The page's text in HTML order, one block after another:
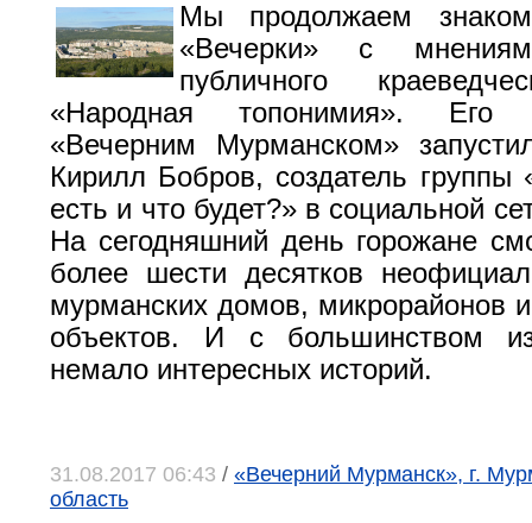
Мы продолжаем
«Вечерки» с
публичного
«Народная топонимия». Его
«Вечерним Мурманском»
Кирилл Бобров, создатель группы
есть и что будет?» в социальной
На сегодняшний день горожане
более шести десятков
мурманских домов, микрорайонов
объектов. И с большинством
немало интересных историй.
31.08.2017 06:43 / «Вечерний Мурманск», г.
область